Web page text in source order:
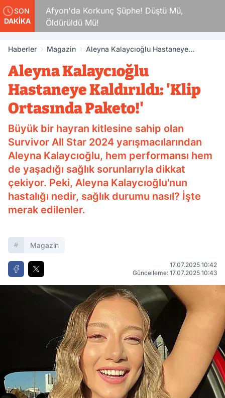
SON
DAKİKA
Afyon'da Korkunç Şüphe! Düştü Mü,
Öldürüldü Mü!
Haberler Magazin
Aleyna Kalaycıoğlu Hastaneye
Aleyna Kalaycıoğlu
Hastaneye Kaldırıldı: 'Klip
Ortasında Paketo!'
Büyük bir hayran kitlesine sahip olan
Survivor All Star 2024 yarışmacılarından
Aleyna Kalaycıoğlu, hem performansı hem
de yaşadığı sağlık sorunlarıyla dikkat
çekiyor. Peki, Aleyna Kalaycıoğlu'nun
hastalığı nedir, sağlık durumu nasıl? İşte
merak edilenler.
Magazin
17.07.2025 10:42
Güncelleme: 17.07.2025 10:43